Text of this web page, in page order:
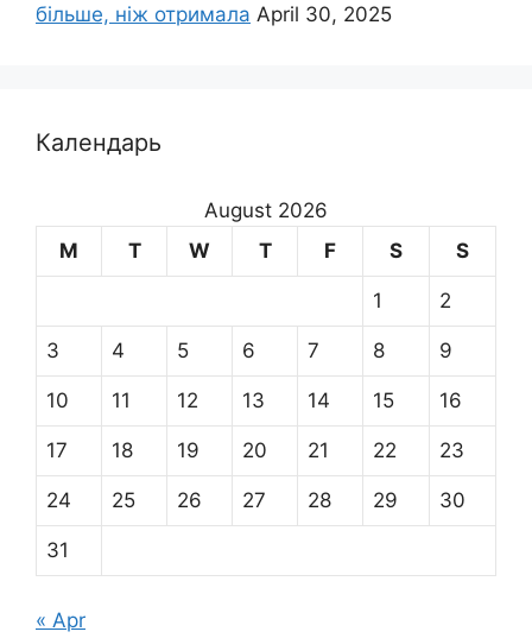
більше, ніж отримала April 30, 2025
Календарь
August 2026
M
T W T F S S
1 2
3 4 5 6 7 8 9
10 11 12 13 14 15 16
17 18 19 20 21 22 23
24 25 26 27 28 29 30
31
« Apr